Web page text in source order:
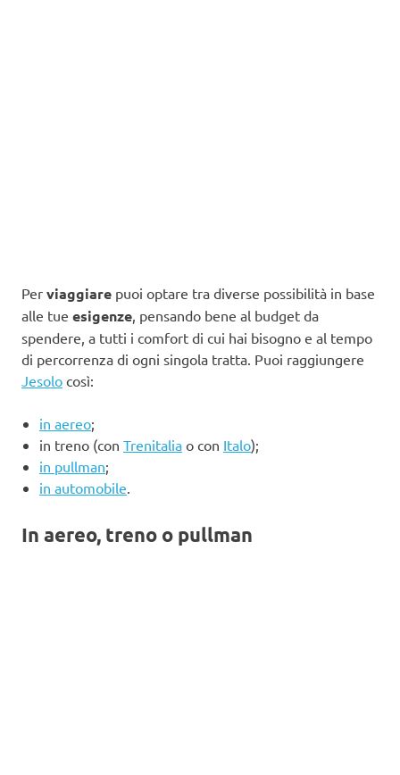
Per viaggiare puoi optare tra diverse possibilità in base
alle tue esigenze , pensando bene al budget da
spendere, a tutti i comfort di cui hai bisogno e al tempo
di percorrenza di ogni singola tratta. Puoi raggiungere
Jesolo così:
in aereo;
in treno (con Trenitalia o con Italo);
in pullman;
in automobile
In aereo, treno o pullman